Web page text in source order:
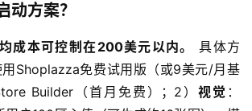
动方案？
成本可控制在200美元以内。
具体方
用Shoplazza免费试用版（或9美元/月基
Builder（首月免费）；2）视觉 ：